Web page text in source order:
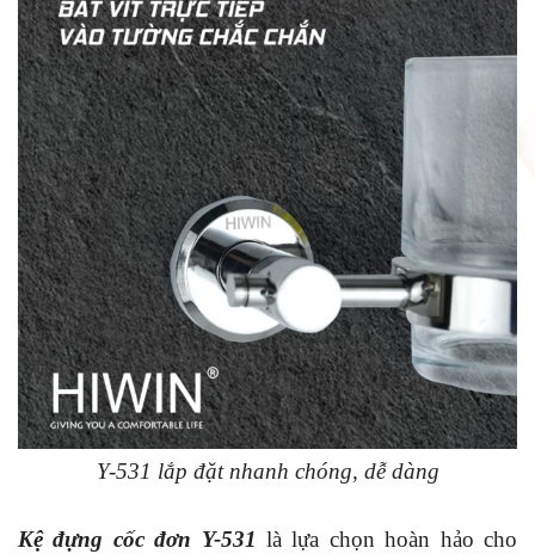
Y-531 lắp đặt nhanh chóng, dễ dàng
Kệ đựng cốc đơn Y-531 là lựa chọn hoàn hảo cho